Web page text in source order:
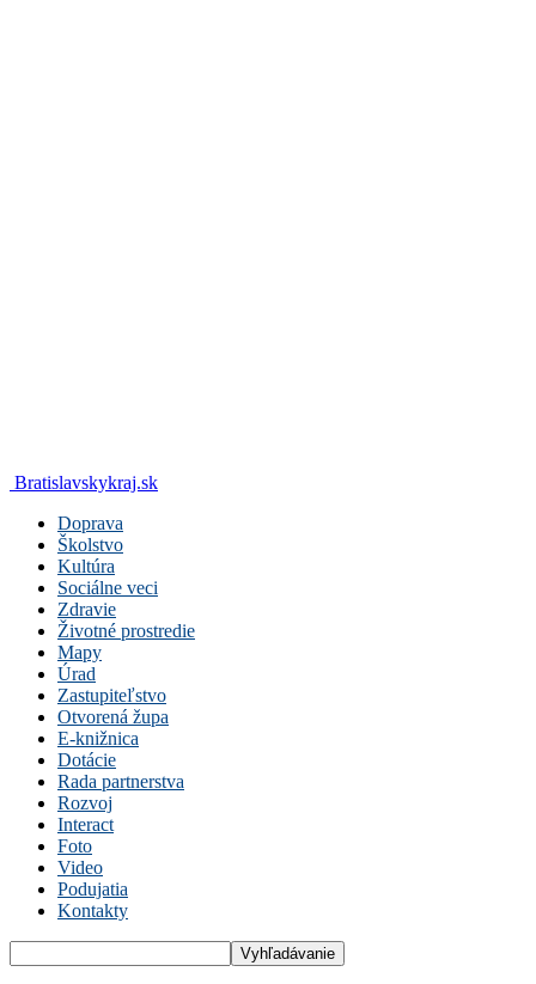
Bratislavskykraj.sk
Doprava
Školstvo
Kultúra
Sociálne veci
Zdravie
Životné prostredie
Mapy
Úrad
Zastupiteľstvo
Otvorená župa
E-knižnica
Dotácie
Rada partnerstva
Rozvoj
Interact
Foto
Video
Podujatia
Kontakty